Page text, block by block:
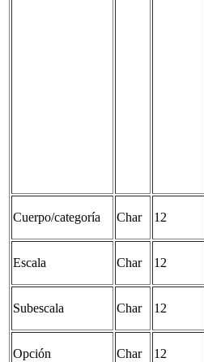
Cuerpo/categoría Char 12
Escala Char 12
Subescala Char 12
Opción Char 12